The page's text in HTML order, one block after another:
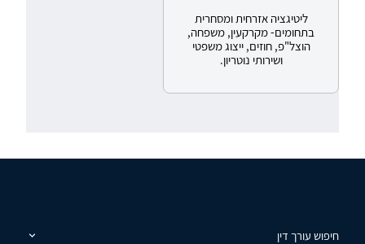
ליטיגציה אזרחית ומסחרית
בתחומים- מקרקעין, משפחה,
הוצל"פ, חוזים, ייצוג משפטי
ושירותי נוטריון.
חיפוש עורך דין